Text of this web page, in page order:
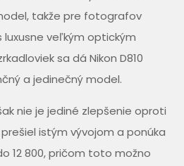
takže pre fotografov
luxusne veľkým optickým
sa dá Nikon D810
a jedinečný model.
nie je jediné zlepšenie oproti
istým vývojom a ponúka
12 800, pričom toto možno